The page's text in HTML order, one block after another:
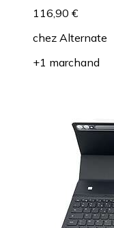
116,90 €
chez Alternate
+1 marchand